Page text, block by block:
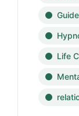
Guide
Life